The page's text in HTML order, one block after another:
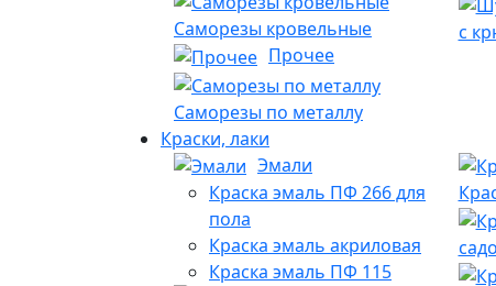
Саморезы кровельные
Прочее
Саморезы по металлу
с
Краски, лаки
Эмали
Краска эмаль ПФ 266 для
пола
Краска эмаль акриловая
Краска эмаль ПФ 115